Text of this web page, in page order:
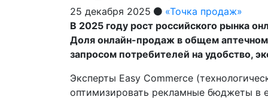
25 декабря 2025
«Точка продаж»
В 2025 году рост российского рынка
Доля онлайн-продаж в общем аптечном
запросом потребителей на удобство,
Эксперты Easy Commerce
оптимизировать рекламные бюджеты в